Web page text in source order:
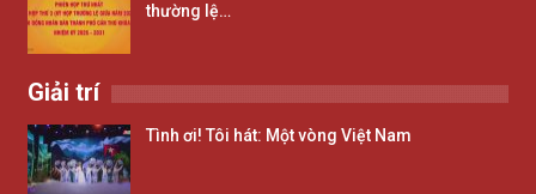
thường lệ…
Giải trí
Tình ơi! Tôi hát: Một vòng Việt Nam